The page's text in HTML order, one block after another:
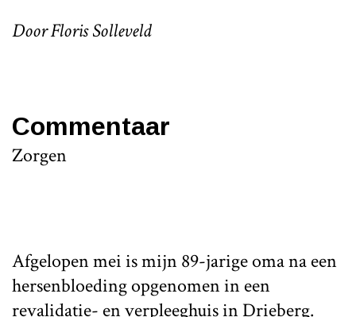
Door Floris Solleveld
Commentaar
Zorgen
Afgelopen mei is mijn 89-jarige oma na een
hersenbloeding opgenomen in een
revalidatie- en verpleeghuis in Drieberg.